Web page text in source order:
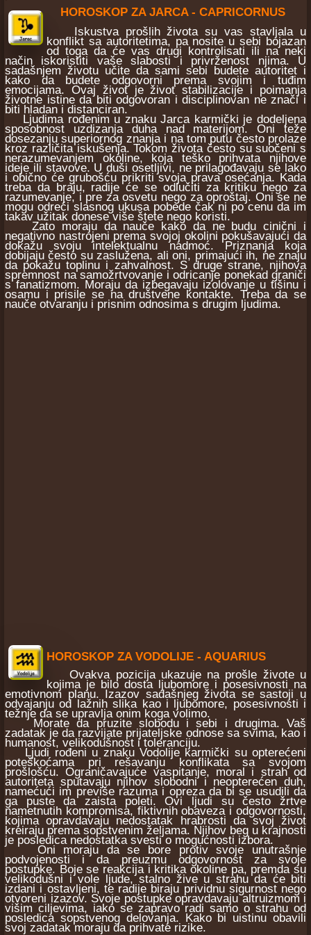
HOROSKOP ZA JARCA - CAPRICORNUS
Iskustva prošlih života su vas stavljala u
konflikt sa autoritetima, pa nosite u sebi bojazan
od toga da će vas drugi kontrolisati ili na neki
način iskoristiti vaše slabosti i privrženost njima. U
sadašnjem životu učite da sami sebi budete autoritet i
kako da budete odgovorni prema svojim i tuđim
emocijama. Ovaj život je život stabilizacije i poimanja
životne istine da biti odgovoran i disciplinovan ne znači i
biti hladan i distanciran.
Ljudima rođenim u znaku Jarca karmički je dodeljena
sposobnost uzdizanja duha nad materijom. Oni teže
dosezanju superiornog znanja i na tom putu često prolaze
kroz različita iskušenja. Tokom života često su suočeni s
nerazumevanjem okoline, koja teško prihvata njihove
ideje ili stavove. U duši osetljivi, ne prilagođavaju se lako
i obično će grubošću prikriti svoja prava osećanja. Kada
treba da braju, radije će se odlučiti za kritiku nego za
razumevanje, i pre za osvetu nego za oproštaj. Oni se ne
mogu odreći slasnog ukusa pobede čak ni po cenu da im
takav užitak donese više štete nego koristi.
Zato moraju da nauče kako da ne budu cinični i
negativno nastrojeni prema svojoj okolini pokušavajući da
dokažu svoju intelektualnu nadmoć. Priznanja koja
dobijaju često su zaslužena, ali oni, primajući ih, ne znaju
da pokažu toplinu i zahvalnost. S druge strane, njihova
spremnost na samožrtvovanje i odricanje ponekad graniči
s fanatizmom. Moraju da izbegavaju izolovanje u tišinu i
osamu i prisile se na društvene kontakte. Treba da se
nauče otvaranju i prisnim odnosima s drugim ljudima.
HOROSKOP ZA VODOLIJE - AQUARIUS
Ovakva pozicija ukazuje na prošle živote u
kojima je bilo dosta ljubomore i posesivnosti na
emotivnom planu. Izazov sadašnjeg života se sastoji u
odvajanju od lažnih slika kao i ljubomore, posesivnosti i
težnje da se upravlja onim koga volimo.
Morate da pruzite slobodu i sebi i drugima. Vaš
zadatak je da razvijate prijateljske odnose sa svima, kao i
humanost, velikodušnost i toleranciju.
Ljudi rođeni u znaku Vodolije karmički su opterećeni
poteškoćama pri rešavanju konflikata sa svojom
prošlošću. Ograničavajuće vaspitanje, moral i strah od
autoriteta sputavaju njihov slobodni i neopterećen duh,
namećući im previše razuma i opreza da bi se usudili da
ga puste da zaista poleti. Ovi ljudi su često žrtve
nametnutih kompromisa, fiktivnih obaveza i odgovornosti,
kojima opravdavaju nedostatak hrabrosti da svoj život
kreiraju prema sopstvenim željama. Njihov beg u krajnosti
je posledica nedostatka svesti o mogućnosti izbora.
Oni moraju da se bore protiv svoje unutrašnje
podvojenosti i da preuzmu odgovornost za svoje
postupke. Boje se reakcija i kritika okoline pa, premda su
velikodušni i vole ljude, stalno žive u strahu da će biti
izdani i ostavljeni, te radije biraju prividnu sigurnost nego
otvoreni izazov. Svoje postupke opravdavaju altruizmom i
višim ciljevima, iako se zapravo radi samo o strahu od
posledica sopstvenog delovanja. Kako bi uistinu obavili
svoj zadatak moraju da prihvate rizike.